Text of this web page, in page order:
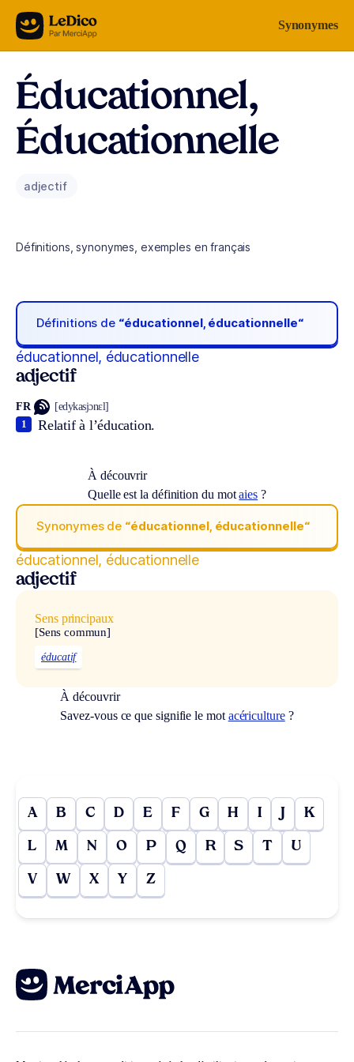
Aller au contenu Synonymes
Éducationnel,
Éducationnelle
adjectif
Définitions, synonymes, exemples en français
Définitions de “éducationnel, éducationnelle“
éducationnel, éducationnelle
adjectif
FR [edykasjɔnɛl]
Relatif à l’éducation.
1
À découvrir
Quelle est la définition du motaies ?
Synonymes de “éducationnel, éducationnelle“
éducationnel, éducationnelle
adjectif
Sens principaux
[Sens commun]
éducatif
À découvrir
Savez-vous ce que signifie le mot acériculture?
A B C D E F G H I J K
L M N O P Q R S T U
V W X Y Z